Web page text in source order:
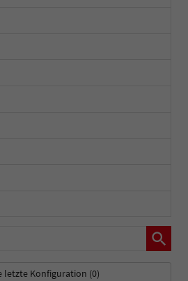
letzte Konfiguration (0)